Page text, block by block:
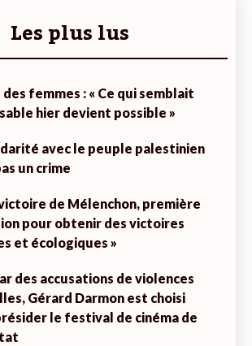
Les plus lus
femmes : « Ce qui semblait
hier devient possible »
avec le peuple palestinien
un crime
de Mélenchon, première
pour obtenir des victoires
et écologiques »
des accusations de violences
Gérard Darmon est choisi
le festival de cinéma de